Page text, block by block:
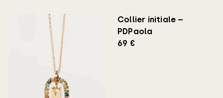
Collier initiale –
PDPaola
69 €